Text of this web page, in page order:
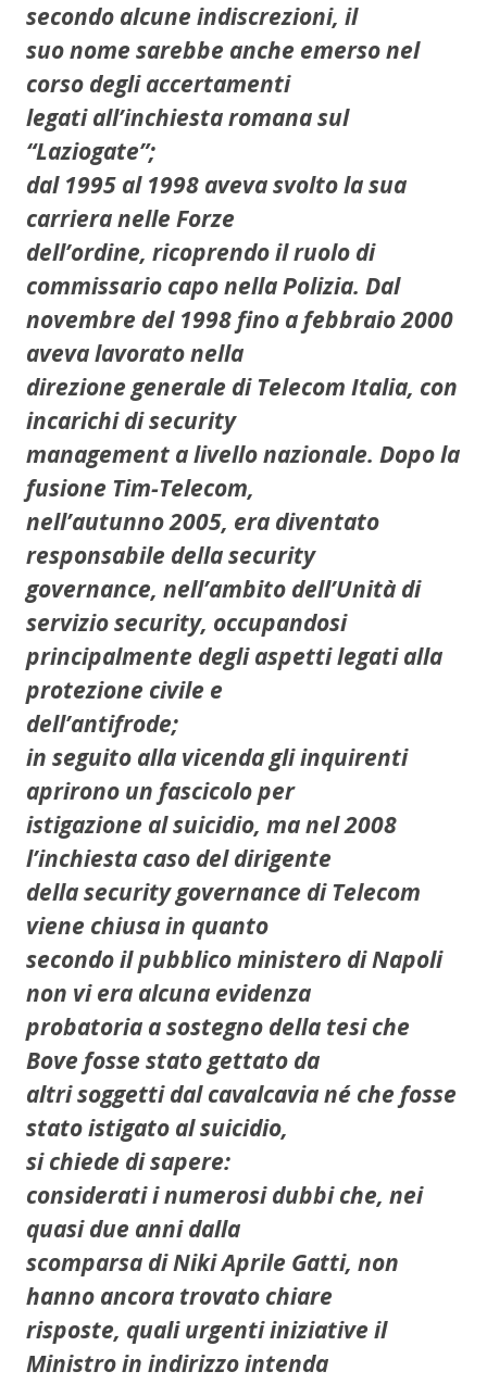
secondo alcune indiscrezioni, il
suo nome sarebbe anche emerso nel
corso degli accertamenti
legati all’inchiesta romana sul
“Laziogate”;
dal 1995 al 1998 aveva svolto la sua
carriera nelle Forze
dell’ordine, ricoprendo il ruolo di
commissario capo nella Polizia. Dal
novembre del 1998 fino a febbraio 2000
aveva lavorato nella
direzione generale di Telecom Italia, con
incarichi di security
management a livello nazionale. Dopo la
fusione Tim-Telecom,
nell’autunno 2005, era diventato
responsabile della security
governance, nell’ambito dell’Unità di
servizio security, occupandosi
principalmente degli aspetti legati alla
protezione civile e
dell’antifrode;
in seguito alla vicenda gli inquirenti
aprirono un fascicolo per
istigazione al suicidio, ma nel 2008
l’inchiesta caso del dirigente
della security governance di Telecom
viene chiusa in quanto
secondo il pubblico ministero di Napoli
non vi era alcuna evidenza
probatoria a sostegno della tesi che
Bove fosse stato gettato da
altri soggetti dal cavalcavia né che fosse
stato istigato al suicidio,
si chiede di sapere:
considerati i numerosi dubbi che, nei
quasi due anni dalla
scomparsa di Niki Aprile Gatti, non
hanno ancora trovato chiare
risposte, quali urgenti iniziative il
Ministro in indirizzo intenda